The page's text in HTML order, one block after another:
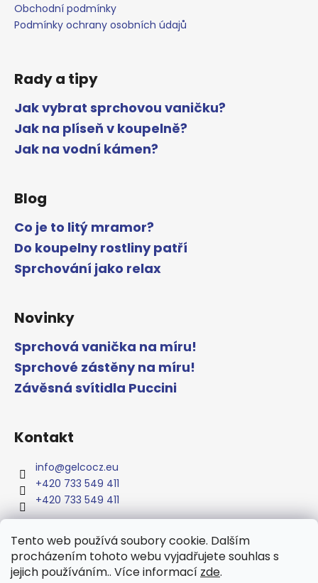
Tento web používá soubory cookie. Dalším
procházením tohoto webu vyjadřujete souhlas s
jejich používáním.. Více informací zde.
Obchodní podmínky
Podmínky ochrany osobních údajů
Rady a tipy
Jak vybrat sprchovou vaničku?
Jak na plíseň v koupelně?
Jak na vodní kámen?
Blog
Co je to litý mramor?
Do koupelny rostliny patří
Sprchování jako relax
Novinky
Sprchová vanička na míru!
Sprchové zástěny na míru!
Závěsná svítidla Puccini
Kontakt
info@gelcocz.eu
+420 733 549 411
+420 733 549 411
www.gelcocz.eu